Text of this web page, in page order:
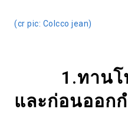
(cr pic: Colcco jean)
1.ทาน
และก่อนออก